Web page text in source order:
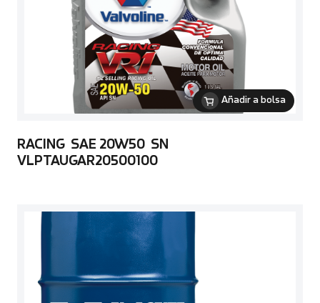
Añadir a bolsa
RACING SAE 20W50 SN
VLPTAUGAR20500100